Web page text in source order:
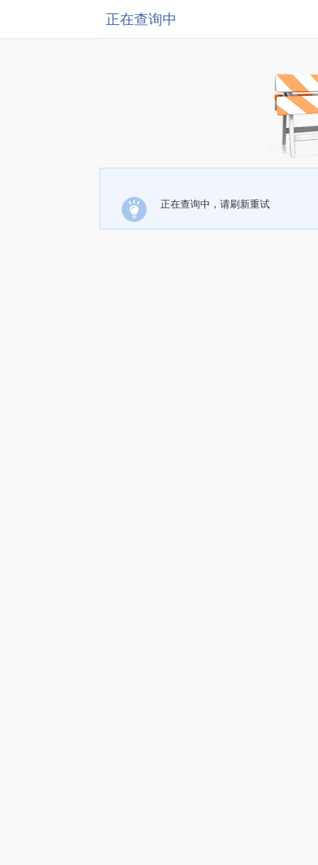
正在查询中
正在查询中，请刷新重试